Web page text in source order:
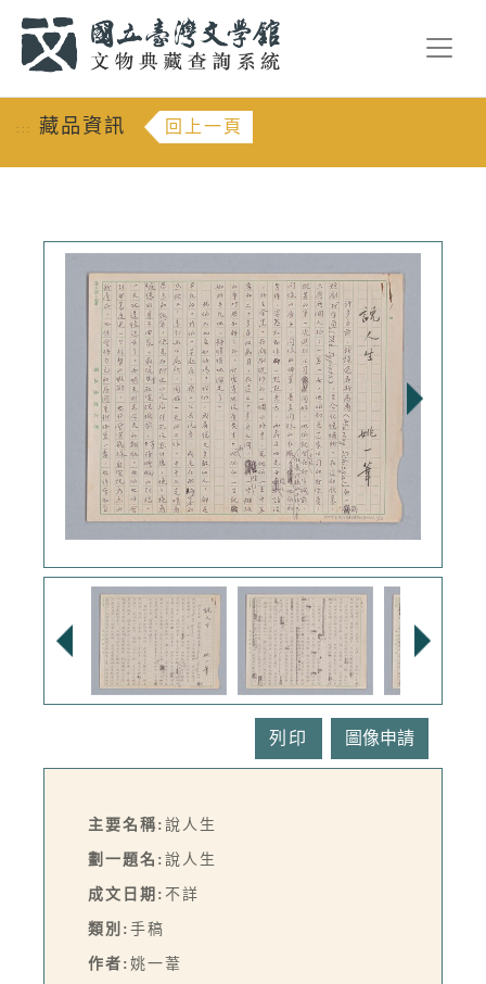
::: 藏品資訊 回上一頁
列印
主要名稱: 說人生
劃一題名: 說人生
成文日期: 不詳
類別: 手稿
作者: 姚一葦